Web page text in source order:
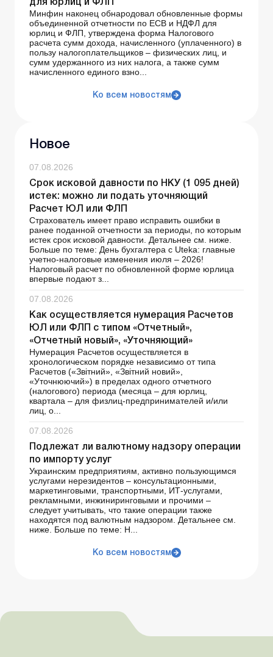
для юрлиц и ФЛП
Минфин наконец обнародовал обновленные формы
объединенной отчетности по ЕСВ и НДФЛ для
юрлиц и ФЛП, утверждена форма Налогового
расчета сумм дохода, начисленного (уплаченного) в
пользу налогоплательщиков – физических лиц, и
сумм удержанного из них налога, а также сумм
начисленного единого взно...
Ко всем новостям
Новое
07.08.2026
Срок исковой давности по НКУ (1 095 дней)
истек: можно ли подать уточняющий
Расчет ЮЛ или ФЛП
Страхователь имеет право исправить ошибки в
ранее поданной отчетности за периоды, по которым
истек срок исковой давности. Детальнее см. ниже.
Больше по теме: День бухгалтера с Uteka: главные
учетно-налоговые изменения июля – 2026!
Налоговый расчет по обновленной форме юрлица
впервые подают з...
07.08.2026
Как осуществляется нумерация Расчетов
ЮЛ или ФЛП с типом «Отчетный»,
«Отчетный новый», «Уточняющий»
Нумерация Расчетов осуществляется в
хронологическом порядке независимо от типа
Расчетов («Звітний», «Звітний новий»,
«Уточнюючий») в пределах одного отчетного
(налогового) периода (месяца – для юрлиц,
квартала – для физлиц-предпринимателей и/или
лиц, о...
07.08.2026
Подлежат ли валютному надзору операции
по импорту услуг
Украинским предприятиям, активно пользующимся
услугами нерезидентов – консультационными,
маркетинговыми, транспортными, ИТ-услугами,
рекламными, инжиниринговыми и прочими –
следует учитывать, что такие операции также
находятся под валютным надзором. Детальнее см.
ниже. Больше по теме: Н...
Ко всем новостям